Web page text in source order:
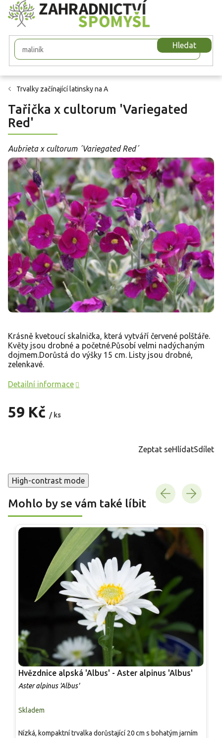
Přejít
na
obsah
Hledat
Trvalky začínající latinsky na A
Tařička x cultorum 'Variegated
Red'
Aubrieta x cultorum ´Variegated Red´
59 Kč / ks
Krásně kvetoucí skalnička, která vytváří červené polštáře.
Květy jsou drobné a početné.Působí velmi nadýchaným
dojmem.Dorůstá do výšky 15 cm. Listy jsou drobné,
zelenkavé.
Detailní informace
Zeptat seHlídatSdílet
High-contrast mode
Mohlo by se vám také líbit
Hvězdnice alpská 'Albus' - Aster alpinus 'Albus'
Aster alpinus 'Albus'
Skladem
Nízká, kompaktní trvalka dorůstající 20 cm s bohatým jarním